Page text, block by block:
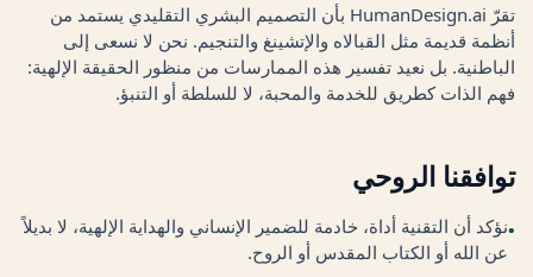
تقرّ HumanDesign.ai بأن التصميم البشري التقليدي يستمد من
أنظمة قديمة مثل القبالاه والإتشينغ والتنجيم. نحن لا نسعى إلى
الباطنية. بل نعيد تفسير هذه الممارسات من منظور الحقيقة الإلهية:
فهم الذات كطريق للخدمة والمحبة، لا للسلطة أو التنبؤ.
توافقنا الروحي
•نؤكد أن التقنية أداة، خادمة للضمير الإنساني والهداية الإلهية، لا بديلاً
عن الله أو الكتاب المقدس أو الروح.